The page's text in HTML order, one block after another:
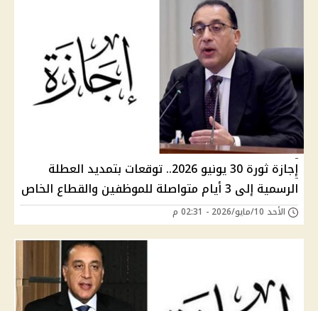
إجازة ثورة 30 يونيو 2026.. توقعات بتمديد العطلة
الرسمية إلى 3 أيام متواصلة للموظفين والقطاع الخاص
الأحد 10/مايو/2026 - 02:31 م